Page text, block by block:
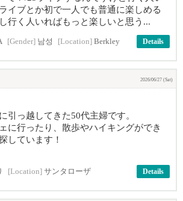
イブとか初で一人でも普通に楽しめる
行く人いればもっと楽しいと思う...
[Gender] 남성 [Location] Berkley Details
2026/06/27 (Sat)
引っ越してきた50代主婦です。
に行ったり、散歩やハイキングができ
しています！
[Location] サンタローザ Details